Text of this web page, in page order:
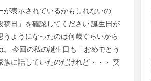
が表示されているかもしれないの
稿日」を確認してください 誕生日が
うようになったのは何歳ぐらいから
。 今回の私の誕生日も「おめでとう
族に話していたのだけれど・・・ 突